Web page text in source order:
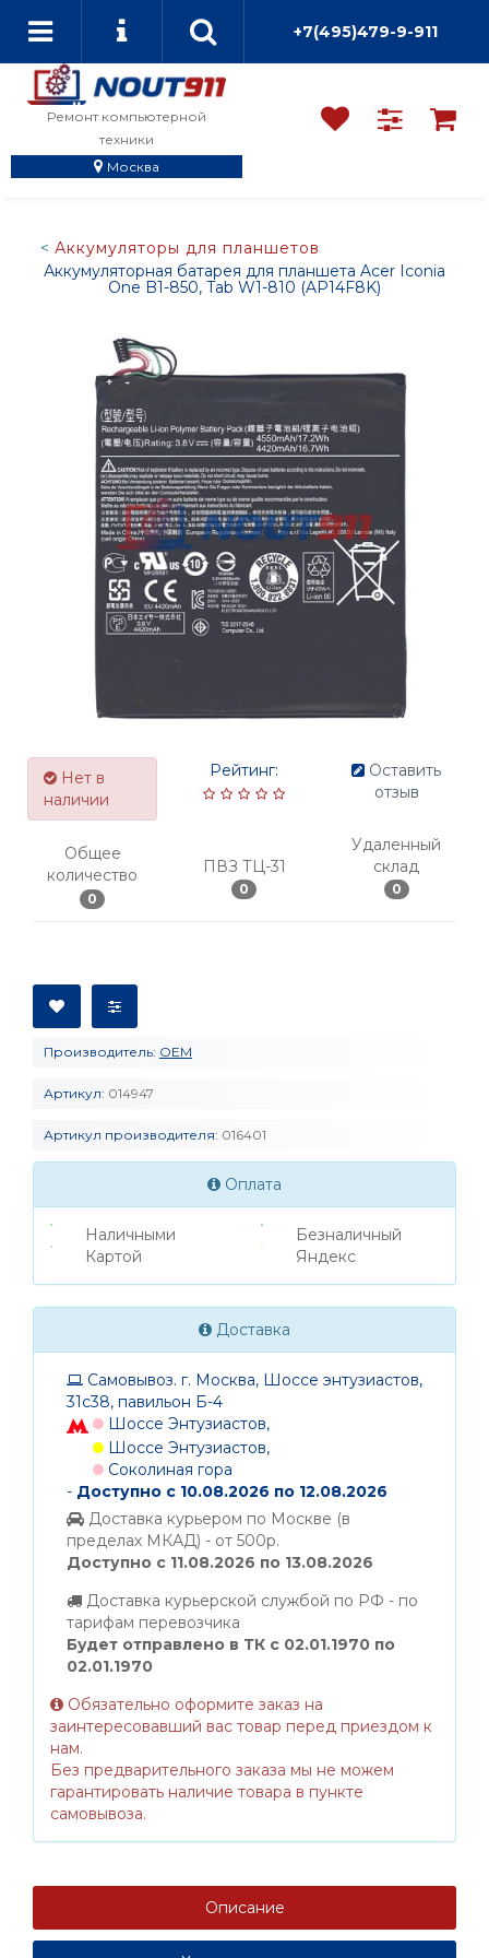
+7(495)479-9-911
Ремонт компьютерной
техники
Москва
Аккумуляторы для планшетов
Аккумуляторная батарея для планшета Acer Iconia
One B1-850, Tab W1-810 (AP14F8K)
Нет в
наличии
Общее
количество
0
Рейтинг:
ПВЗ ТЦ-31
0
Оставить
отзыв
Удаленный
склад
0
Производитель: OEM
Артикул: 014947
Артикул производителя: 016401
Оплата
Наличными
Картой
Безналичный
Яндекс
Доставка
Самовывоз. г. Москва, Шоссе энтузиастов,
31с38, павильон Б-4
Шоссе Энтузиастов,
Шоссе Энтузиастов,
Соколиная гора
- Доступно с 10.08.2026 по 12.08.2026
Доставка курьером по Москве (в
пределах МКАД) - от 500р.
Доступно с 11.08.2026 по 13.08.2026
Доставка курьерской службой по РФ - по
тарифам перевозчика
Будет отправлено в ТК с 02.01.1970 по
02.01.1970
Обязательно оформите заказ на
заинтересовавший вас товар перед приездом к
нам.
Без предварительного заказа мы не можем
гарантировать наличие товара в пункте
самовывоза.
Описание